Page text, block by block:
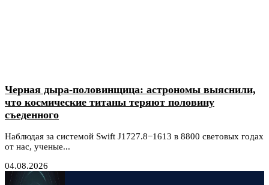
Черная дыра-половинщица: астрономы выяснили,
что космические титаны теряют половину
съеденного
Наблюдая за системой Swift J1727.8−1613 в 8800 световых годах
от нас, ученые...
04.08.2026